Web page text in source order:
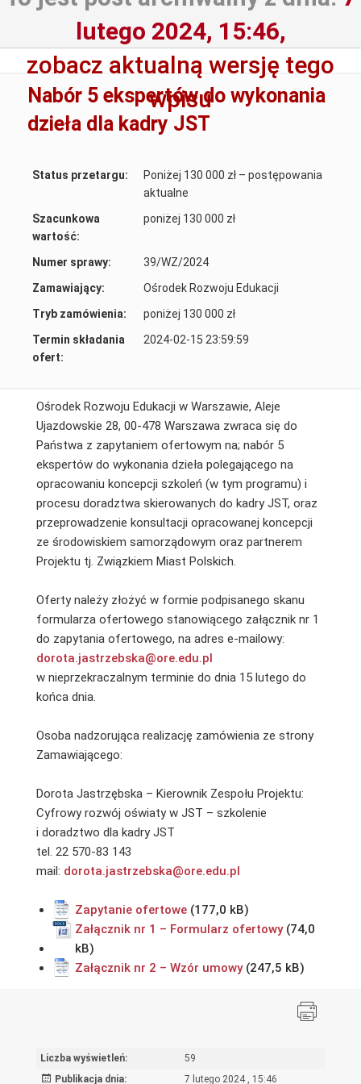
lutego 2024, 15:46,
zobacz aktualną wersję tego
wpisu
Nabór 5 ekspertów do wykonania
dzieła dla kadry JST
Status przetargu:
Poniżej 130 000 zł – postępowania
aktualne
Szacunkowa
wartość:
poniżej 130 000 zł
Numer sprawy:
39/WZ/2024
Zamawiający:
Ośrodek Rozwoju Edukacji
Tryb zamówienia:
poniżej 130 000 zł
Termin składania
ofert:
2024-02-15 23:59:59
Ośrodek Rozwoju Edukacji w Warszawie, Aleje
Ujazdowskie 28, 00-478 Warszawa zwraca się do
Państwa z zapytaniem ofertowym na; nabór 5
ekspertów do wykonania dzieła polegającego na
opracowaniu koncepcji szkoleń (w tym programu) i
procesu doradztwa skierowanych do kadry JST, oraz
przeprowadzenie konsultacji opracowanej koncepcji
ze środowiskiem samorządowym oraz partnerem
Projektu tj. Związkiem Miast Polskich.
Oferty należy złożyć w formie podpisanego skanu
formularza ofertowego stanowiącego załącznik nr 1
do zapytania ofertowego, na adres e-mailowy:
dorota.jastrzebska@ore.edu.pl
w nieprzekraczalnym terminie do dnia 15 lutego do
końca dnia.
Osoba nadzorująca realizację zamówienia ze strony
Zamawiającego:
Dorota Jastrzębska – Kierownik Zespołu Projektu:
Cyfrowy rozwój oświaty w JST – szkolenie
i doradztwo dla kadry JST
tel. 22 570-83 143
mail: dorota.jastrzebska@ore.edu.pl
Zapytanie ofertowe
Załącznik nr 1 – Formularz ofertowy
Załącznik nr 2 – Wzór umowy
Liczba wyświetleń:
59
Publikacja dnia:
7 lutego 2024 , 15:46